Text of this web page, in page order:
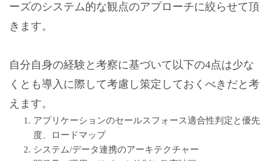
ーズのシステム的な観点のアプローチに絞らせて頂
きます。
自分自身の経験と考察に基づいて以下の4点は少な
くとも導入に際して考慮し策定しておくべきだと考
えます。
アプリケーションのセールスフォース適合性判定と優先
度、ロードマップ
システム/データ連携のアーキテクチャー